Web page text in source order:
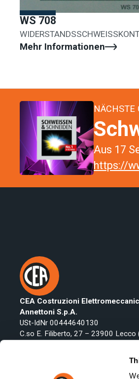
WS 708
Mehr Informationen
NÄCHSTE
Aus 17
https://
CEA Costruzioni
Annettoni S.p.A.
USt-IdNr 00444640130
C.so E. Filiberto, 27 – 23900 Lecco
export@ceaweld.com